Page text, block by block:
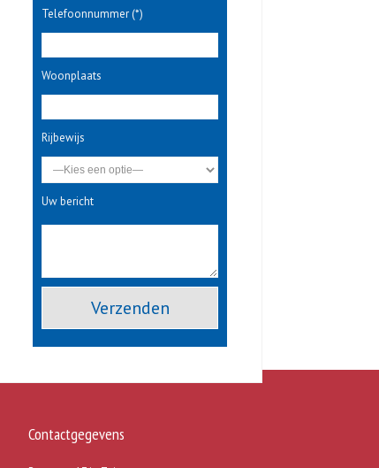
Telefoonnummer (*)
Woonplaats
Rijbewijs
Uw bericht
Contactgegevens